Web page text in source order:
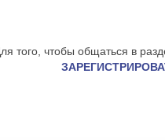
того, чтобы общаться в